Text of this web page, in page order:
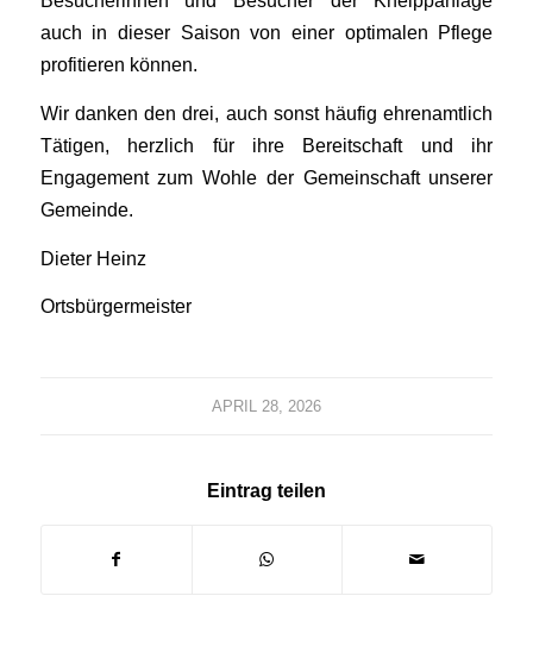
auch in dieser Saison von einer optimalen Pflege
profitieren können.
Wir danken den drei, auch sonst häufig ehrenamtlich
Tätigen, herzlich für ihre Bereitschaft und ihr
Engagement zum Wohle der Gemeinschaft unserer
Gemeinde.
Dieter Heinz
Ortsbürgermeister
APRIL 28, 2026
Eintrag teilen